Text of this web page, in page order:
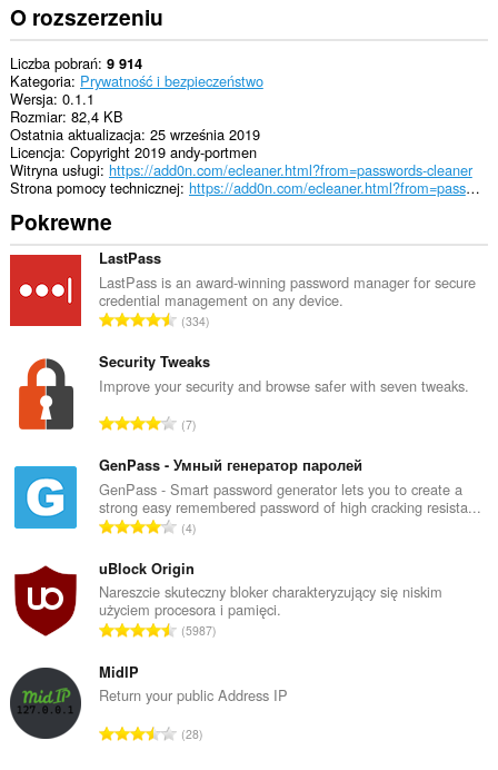
Twojej
aktywności.
O rozszerzeniu
Liczba pobrań 9 914
Kategoria Prywatność i bezpieczeństwo
Wersja 0.1.1
Rozmiar 82,4 KB
Ostatnia aktualizacja 25 września 2019
Licencja Copyright 2019 andy-portmen
Witryna usługi https://add0n.com/ecleaner.html?from=passwords-cleaner
Strona pomocy technicznej
https://add0n.com/ecleaner.html?from=passwords-cleaner
Pokrewne
LastPass
LastPass is an award-winning password manager for secure
credential management on any device.
C
ł
k
w
t
a
l
c
z
b
a
e
:
334
Security Tweaks
Improve your security and browse safer with seven tweaks.
C
ł
k
o
w
t
a
l
z
b
a
7
GenPass - Умный генератор паролей
GenPass - Smart password generator lets you to create a
strong easy remembered password of high cracking resista...
C
ł
k
o
w
a
l
4
uBlock Origin
Nareszcie skuteczny bloker charakteryzujący się niskim
użyciem procesora i pamięci.
C
k
w
5987
MidIP
Return your public Address IP
C28